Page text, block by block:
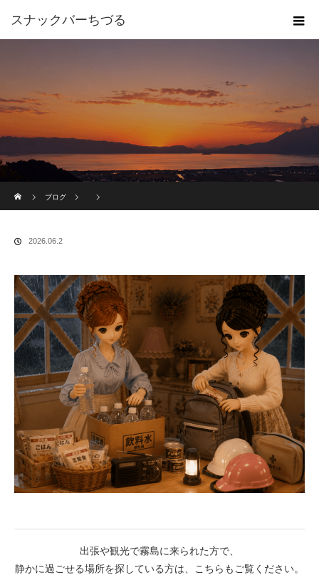
スナックバーちづる
ブログ
2026.06.2
出張や観光で霧島に来られた方で、
静かに過ごせる場所を探している方は、こちらもご覧ください。